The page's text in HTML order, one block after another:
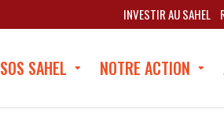
INVESTIR AU SAHEL
SOS SAHEL NOTRE ACTION